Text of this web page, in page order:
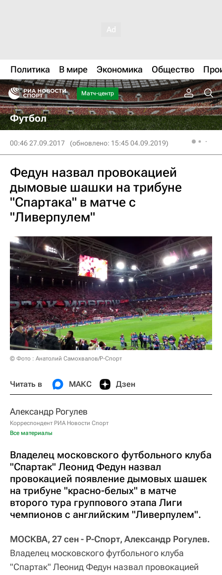
Политика В мире Экономика Общество
Матч-центр
Футбол
00:46 27.09.2017 (обновлено: 15:45 04.09.2019)
Федун назвал провокацией
дымовые шашки на трибуне
"Спартака" в матче с
"Ливерпулем"
© Фото : Анатолий Самохвалов/Р-Спорт
Читать в МАКС Дзен
Александр Рогулев
Корреспондент РИА Новости Спорт
Все материалы
Владелец московского футбольного клуба
"Спартак" Леонид Федун назвал
провокацией появление дымовых шашек
на трибуне "красно-белых" в матче
второго тура группового этапа Лиги
чемпионов с английским "Ливерпулем".
МОСКВА, 27 сен - Р-Спорт, Александр Рогулев.
Владелец московского футбольного клуба
"Спартак" Леонид Федун назвал провокацией